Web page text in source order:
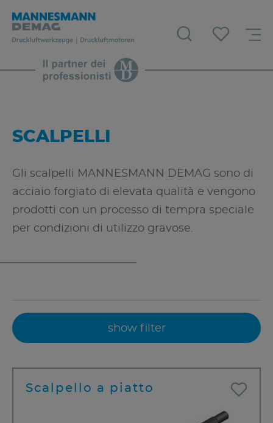
SCALPELLI
Gli scalpelli MANNESMANN DEMAG sono di
acciaio forgiato di elevata qualità e vengono
prodotti con un processo di tempra speciale
per condizioni di utilizzo gravose.
show filter
Scalpello a piatto